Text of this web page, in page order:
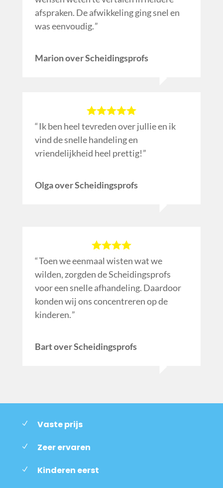
afspraken. De afwikkeling ging snel en
was eenvoudig.
Marion over Scheidingsprofs
Ik ben heel tevreden over jullie en ik
vind de snelle handeling en
vriendelijkheid heel prettig!
Olga over Scheidingsprofs
Toen we eenmaal wisten wat we
wilden, zorgden de Scheidingsprofs
voor een snelle afhandeling. Daardoor
konden wij ons concentreren op de
kinderen.
Bart over Scheidingsprofs
Vaste prijs
Zeer ervaren
Kinderen eerst